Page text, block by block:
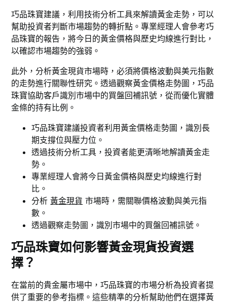
巧品珠寶建議，利用技術分析工具來解讀黃金走勢，可以
幫助投資者判斷市場趨勢的轉折點。專業經理人會參考巧
品珠寶的報告，將今日的黃金價格與歷史均線進行對比，
以確認市場趨勢的強弱。
此外，分析黃金現貨市場時，必須將價格波動與美元指數
的走勢進行關聯性研究。透過觀察黃金價格走勢圖，巧品
珠寶協助客戶識別市場中的買盤回補訊號，從而優化實體
金條的持有比例。
巧品珠寶建議投資者利用黃金價格走勢圖，識別長
期支撐位與壓力位。
透過技術分析工具，投資者能更清晰地解讀黃金走
勢。
專業經理人會將今日黃金價格與歷史均線進行對
比。
分析 黃金現貨 市場時，需關聯價格波動與美元指
數。
透過觀察走勢圖，識別市場中的買盤回補訊號。
巧品珠寶如何影響黃金現貨投資選
擇？
在當前的貴金屬市場中，巧品珠寶的市場分析為投資者提
供了重要的參考指標。這些精準的分析幫助他們在選擇黃